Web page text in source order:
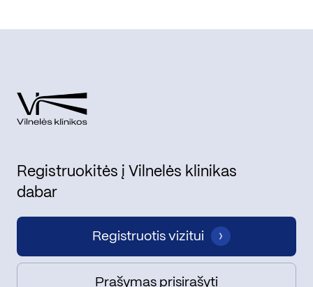
Registruokitės į Vilnelės klinikas
dabar
Registruotis vizitui
Prašymas prisirašyti